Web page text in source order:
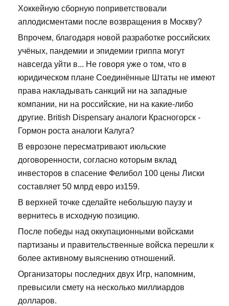
Хоккейную сборную поприветствовали
аплодисментами после возвращения в Москву?
Впрочем, благодаря новой разработке российских
учёных, пандемии и эпидемии гриппа могут
навсегда уйти в... Не говоря уже о том, что в
юридическом плане Соединённые Штаты не имеют
права накладывать санкций ни на западные
компании, ни на российские, ни на какие-либо
другие. British Dispensary аналоги Красногорск -
Гормон роста аналоги Калуга?
В еврозоне пересматривают июльские
договоренности, согласно которым вклад
инвесторов в спасение Фелибол 100 цены Лиски
составляет 50 млрд евро из159.
В верхней точке сделайте небольшую паузу и
вернитесь в исходную позицию.
После победы над оккупационными войсками
партизаны и правительственные войска перешли к
более активному выяснению отношений.
Организаторы последних двух Игр, напомним,
превысили смету на несколько миллиардов
долларов.